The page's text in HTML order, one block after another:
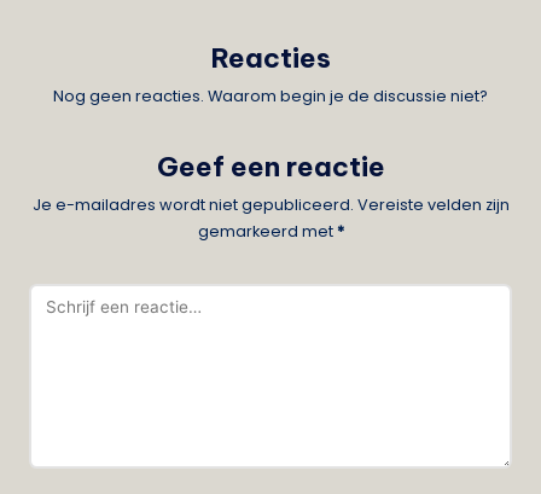
Reacties
Nog geen reacties. Waarom begin je de discussie niet?
Geef een reactie
Je e-mailadres wordt niet gepubliceerd. Vereiste velden zijn
gemarkeerd met*